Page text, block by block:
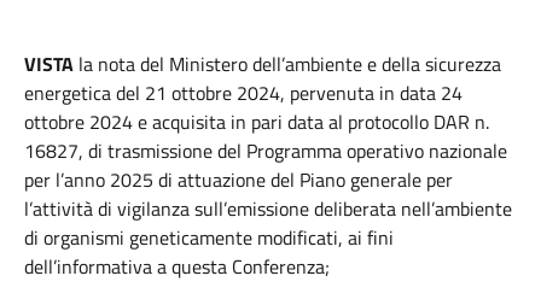
VISTA la nota del Ministero dell’ambiente e della sicurezza
energetica del 21 ottobre 2024, pervenuta in data 24
ottobre 2024 e acquisita in pari data al protocollo DAR n.
16827, di trasmissione del Programma operativo nazionale
per l’anno 2025 di attuazione del Piano generale per
l’attività di vigilanza sull’emissione deliberata nell’ambiente
di organismi geneticamente modificati, ai fini
dell’informativa a questa Conferenza;